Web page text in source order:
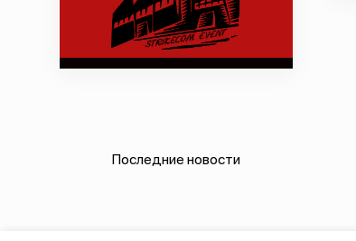
Последние новости